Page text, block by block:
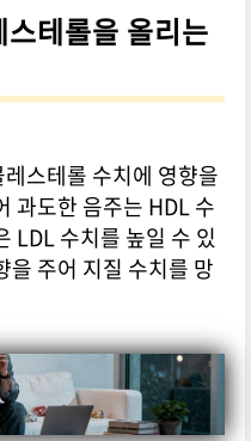
테롤을 올리는
스테롤 수치에 영향을
과도한 음주는 HDL 수
LDL 수치를 높일 수 있
을 주어 지질 수치를 망